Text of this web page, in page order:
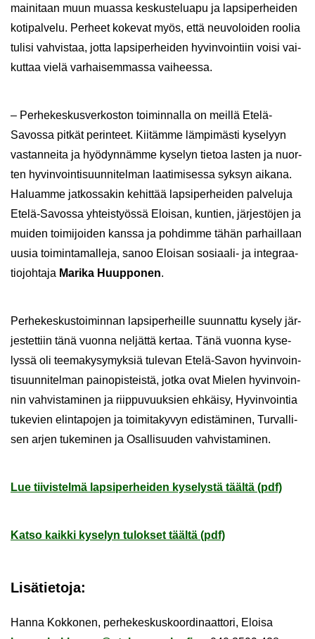
mai­ni­taan muun muas­sa kes­kus­te­lua­pu ja lap­si­per­hei­den
ko­ti­pal­ve­lu. Per­heet ko­ke­vat myös, että neu­vo­loi­den roo­lia
tu­li­si vah­vis­taa, jotta lap­si­per­hei­den hy­vin­voin­tiin voisi vai­
kut­taa vielä var­hai­sem­mas­sa vai­hees­sa.
– Per­he­kes­kus­ver­kos­ton toi­min­nal­la on meil­lä Etelä-​
Savossa pit­kät pe­rin­teet. Kii­täm­me läm­pi­mäs­ti ky­se­lyyn
vas­tan­nei­ta ja hyö­dyn­näm­me ky­se­lyn tie­toa las­ten ja nuor­
ten hy­vin­voin­ti­suun­ni­tel­man laa­ti­mi­ses­sa syk­syn ai­ka­na.
Ha­luam­me jat­kos­sa­kin ke­hit­tää lap­si­per­hei­den pal­ve­lu­ja
Etelä-​Savossa yh­teis­työs­sä Eloi­san, kun­tien, jär­jes­tö­jen ja
mui­den toi­mi­joi­den kans­sa ja poh­dim­me tähän par­hail­laan
uusia toi­min­ta­mal­le­ja, sanoo Eloi­san sosiaali-​ ja in­te­graa­
tio­joh­ta­ja Ma­ri­ka Huup­po­nen.
Per­he­kes­kus­toi­min­nan lap­si­per­heil­le suun­nat­tu ky­se­ly jär­
jes­tet­tiin tänä vuon­na nel­jät­tä ker­taa. Tänä vuon­na ky­se­
lys­sä oli tee­ma­ky­sy­myk­siä tu­le­van Etelä-​Savon hy­vin­voin­
ti­suun­ni­tel­man pain­opis­teis­tä, jotka ovat Mie­len hy­vin­voin­
nin vah­vis­ta­mi­nen ja riip­pu­vuuk­sien eh­käi­sy, Hy­vin­voin­tia
tu­ke­vien elin­ta­po­jen ja toi­mi­ta­ky­vyn edis­tä­mi­nen, Tur­val­li­
sen arjen tu­ke­mi­nen ja Osal­li­suu­den vah­vis­ta­mi­nen.
Lue tii­vis­tel­mä lap­si­per­hei­den ky­se­lys­tä tääl­tä (pdf)
Katso kaik­ki ky­se­lyn tu­lok­set tääl­tä (pdf)
Li­sä­tie­to­ja:
Hanna Kok­ko­nen, per­he­kes­kus­koor­di­naat­to­ri, Eloi­sa